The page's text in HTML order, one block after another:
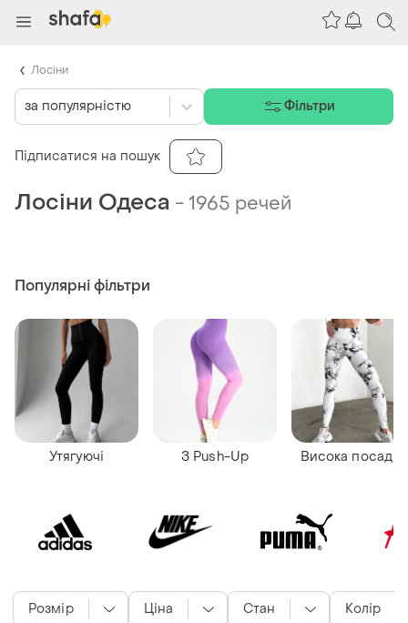
Лосіни Одеса -1965 речей
Популярні фільтри
Утягуючі З Push-Up Висока посадка
Розмір Ціна Стан Колір
за популярністю Фільтри
Підписатися на пошук
Лосіни